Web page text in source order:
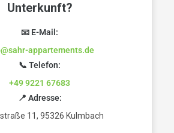
Unterkunft?
📧 E-Mail:
appartements.de
📞 Telefon:
+49 9221 67683
📍 Adresse:
11, 95326 Kulmbach